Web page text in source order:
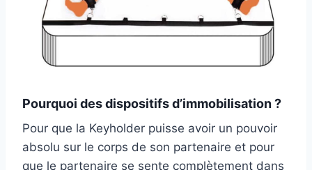
Pourquoi des dispositifs d’immobilisation ?
Pour que la Keyholder puisse avoir un pouvoir
absolu sur le corps de son partenaire et pour
que le partenaire se sente complètement dans